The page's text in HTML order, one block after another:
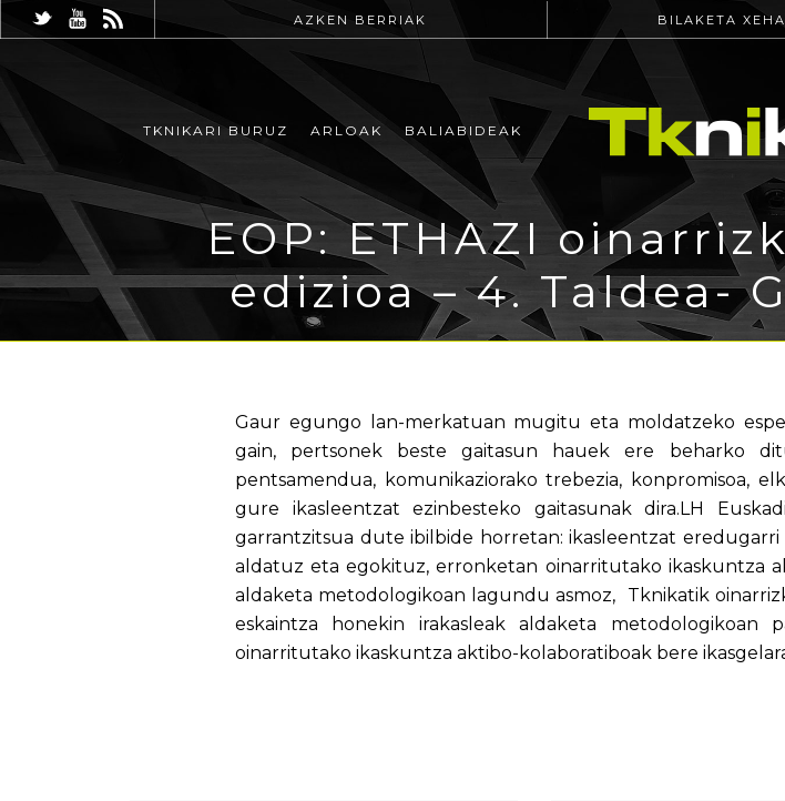
AZKEN BERRIAK BILAKETA
TKNIKARI BURUZ ARLOAK BALIABIDEAK
EOP: ETHAZI
edizioa – 4. Taldea-
Gaur egungo lan-merkatuan mugitu eta moldatzeko
gain, pertsonek beste gaitasun hauek ere beharko
pentsamendua, komunikaziorako trebezia, konpromisoa,
gure ikasleentzat ezinbesteko gaitasunak dira.LH
garrantzitsua dute ibilbide horretan: ikasleentzat
aldatuz eta egokituz, erronketan oinarritutako ikaskuntza
aldaketa metodologikoan lagundu asmoz, Tknikatik
eskaintza honekin irakasleak aldaketa
oinarritutako ikaskuntza aktibo-kolaboratiboak bere